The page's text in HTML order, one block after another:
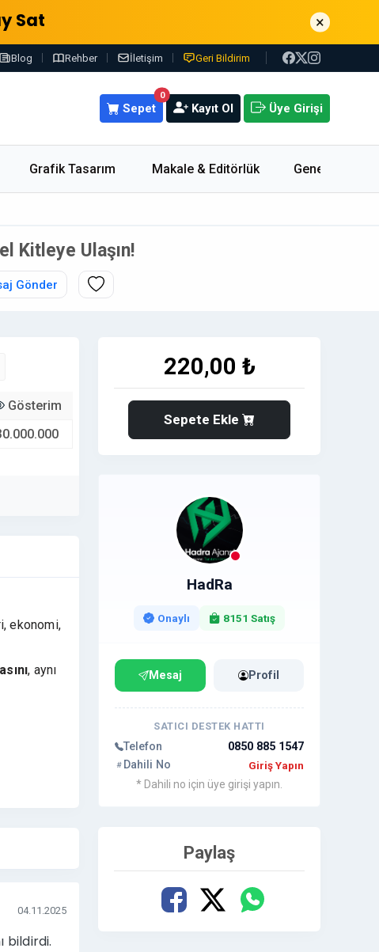
Sat ×
Blog Rehber İletişim Geri Bildirim
0
Sepet Kayıt Ol Üye Girişi
Grafik Tasarım Makale & Editörlük Genel
Kitleye Ulaşın!
Gönder
Gösterim
ekonomi,
, aynı
04.11.2025
bildirdi.
220,00 ₺
Sepete Ekle
HadRa
Onaylı 8151 Satış
Mesaj Profil
SATICI DESTEK HATTI
Telefon
0850 885 1547
Dahili No
Giriş Yapın
* Dahili no için üye girişi yapın.
Paylaş